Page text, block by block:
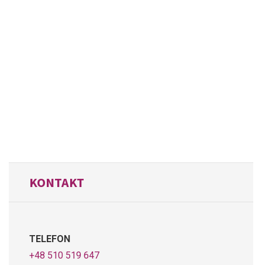
KONTAKT
TELEFON
+48 510 519 647